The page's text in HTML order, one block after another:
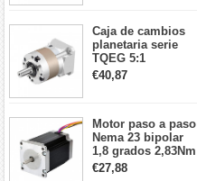
Robot CNC DIY
Caja de cambios
planetaria serie
TQEG 5:1
contragolpe 15
arcmin para motor
€40,87
Motor paso a paso
Nema 23 bipolar
1,8 grados 2,83Nm
4A 2,26 V
57x57x84mm 8
€27,88